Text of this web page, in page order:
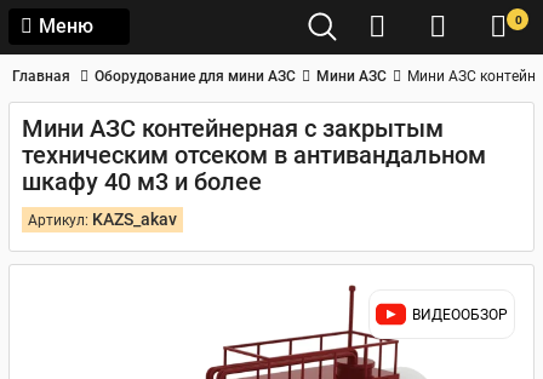
Меню 0
Главная Оборудование для мини АЗС Мини АЗС Мини АЗС
Мини АЗС контейнерная с закрытым
техническим отсеком в антивандальном
шкафу 40 м3 и более
Артикул: KAZS_akav
ВИДЕООБЗОР